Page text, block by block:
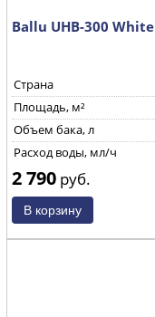
Ballu UHB-300 White
Страна
Площадь, м²
Объем бака, л
Расход воды, мл/ч
2 790 руб.